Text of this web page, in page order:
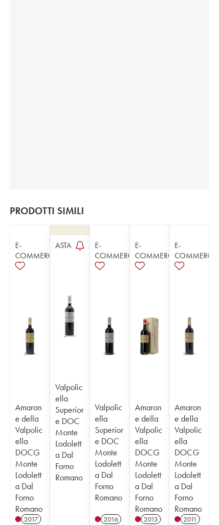
PRODOTTI SIMILI
E-
COMMERCE
Amaron
e della
Valpolic
ella
DOCG
Monte
Lodolett
a Dal
Forno
Romano
2017
ASTA
Valpolic
ella
Superior
e DOC
Monte
Lodolett
a Dal
Forno
Romano
E-
COMMERCE
Valpolic
ella
Superior
e DOC
Monte
Lodolett
a Dal
Forno
Romano
2016
E-
COMMERCE
Amaron
e della
Valpolic
ella
DOCG
Monte
Lodolett
a Dal
Forno
Romano
2013
E-
COMMERCE
Amaron
e della
Valpolic
ella
DOCG
Monte
Lodolett
a Dal
Forno
Romano
2011